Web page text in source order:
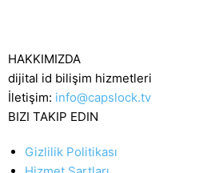
HAKKIMIZDA
dijital id bilişim hizmetleri
İletişim: info@capslock.tv
BIZI TAKIP EDIN
Gizlilik Politikası